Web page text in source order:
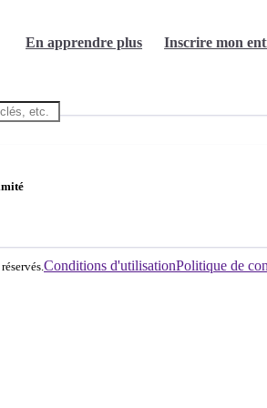
En apprendre plus Inscrire mon
Conditions d'utilisationPolitique de